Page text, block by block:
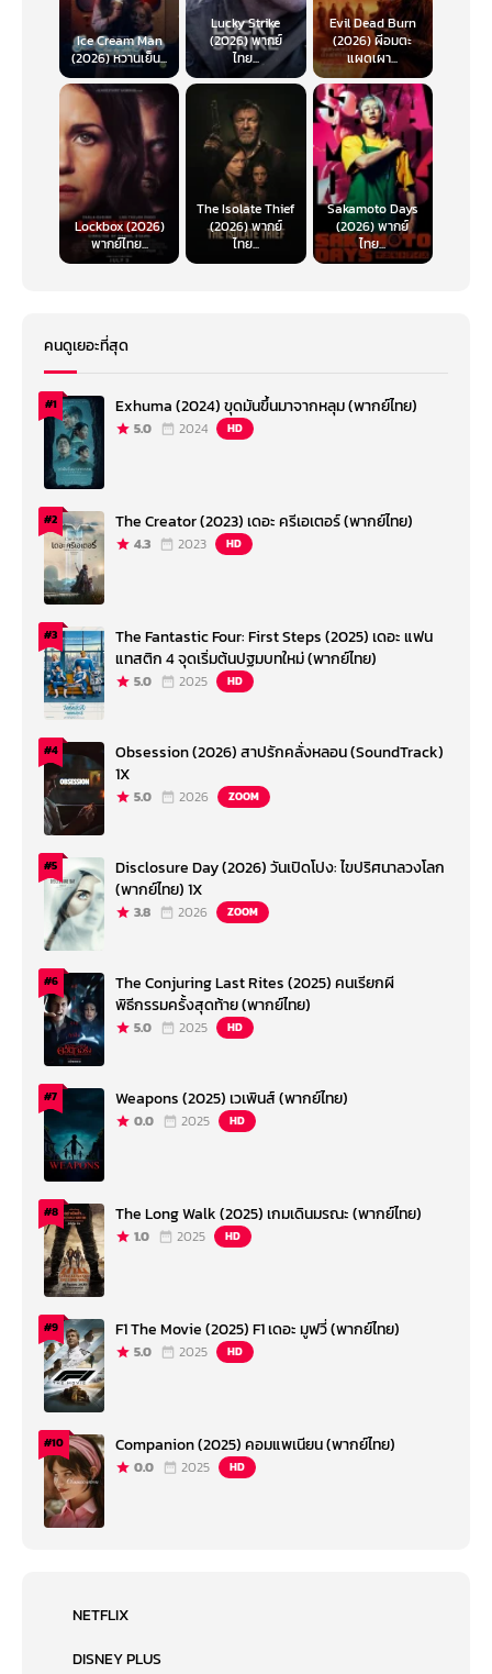
Ice Cream Man
(2026) หวานเย็น...
Lucky Strike
(2026) พากย์
ไทย...
Evil Dead Burn
(2026) ผีอมตะ
แผดเผา...
Lockbox (2026)
พากย์ไทย...
The Isolate Thief
(2026) พากย์
ไทย...
Sakamoto Days
(2026) พากย์
ไทย...
คนดูเยอะที่สุด
#1 Exhuma (2024) ขุดมันขึ้นมาจากหลุม (พากย์ไทย)
5.0 2024 HD
#2 The Creator (2023) เดอะ ครีเอเตอร์ (พากย์ไทย)
4.3 2023 HD
#3
The Fantastic Four: First Steps (2025) เดอะ แฟน
แทสติก 4 จุดเริ่มต้นปฐมบทใหม่ (พากย์ไทย)
5.0 2025 HD
#4
Obsession (2026) สาปรักคลั่งหลอน (SoundTrack)
1X
5.0 2026 ZOOM
#5
Disclosure Day (2026) วันเปิดโปง: ไขปริศนาลวงโลก
(พากย์ไทย) 1X
3.8 2026 ZOOM
#6
The Conjuring Last Rites (2025) คนเรียกผี
พิธีกรรมครั้งสุดท้าย (พากย์ไทย)
5.0 2025 HD
#7 Weapons (2025) เวเพินส์ (พากย์ไทย)
0.0 2025 HD
#8 The Long Walk (2025) เกมเดินมรณะ (พากย์ไทย)
1.0 2025 HD
#9 F1 The Movie (2025) F1 เดอะ มูฟวี่ (พากย์ไทย)
5.0 2025 HD
#10 Companion (2025) คอมแพเนียน (พากย์ไทย)
0.0 2025 HD
NETFLIX
DISNEY PLUS